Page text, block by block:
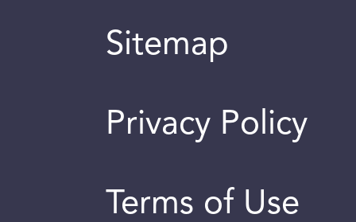
Sitemap
Privacy Policy
Terms of Use